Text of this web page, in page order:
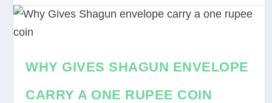
WHY GIVES SHAGUN ENVELOPE
CARRY A ONE RUPEE COIN